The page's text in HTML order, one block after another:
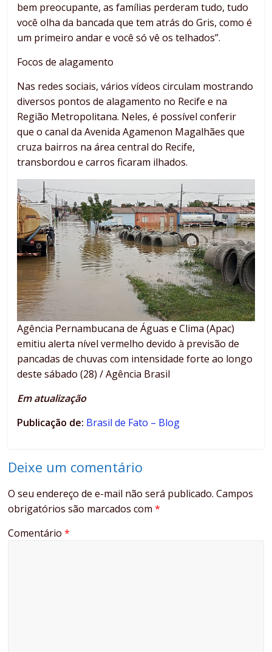
bem preocupante, as famílias perderam tudo, tudo
você olha da bancada que tem atrás do Gris, como é
um primeiro andar e você só vê os telhados”.
Focos de alagamento
Nas redes sociais, vários vídeos circulam mostrando
diversos pontos de alagamento no Recife e na
Região Metropolitana. Neles, é possível conferir
que o canal da Avenida Agamenon Magalhães que
cruza bairros na área central do Recife,
transbordou e carros ficaram ilhados.
Agência Pernambucana de Águas e Clima (Apac)
emitiu alerta nível vermelho devido à previsão de
pancadas de chuvas com intensidade forte ao longo
deste sábado (28) / Agência Brasil
Em atualização
Publicação de: Brasil de Fato – Blog
Deixe um comentário
O seu endereço de e-mail não será publicado. Campos
obrigatórios são marcados com*
Comentário*